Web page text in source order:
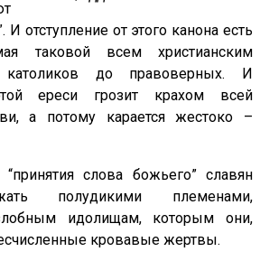
И отступление от этого канона есть
таковой всем христианским
до правоверных. И
ереси грозит крахом всей
а потому карается жестоко –
слова божьего” славян
полудикими племенами,
идолищам, которым они,
кровавые жертвы.